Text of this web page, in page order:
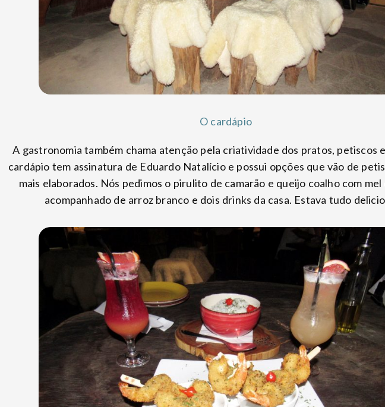
O cardápio
A gastronomia também chama atenção pela criatividade dos pratos, petiscos
cardápio tem assinatura de Eduardo Natalício e possui opções que vão de
mais elaborados. Nós pedimos o pirulito de camarão e queijo coalho com
acompanhado de arroz branco e dois drinks da casa. Estava tudo